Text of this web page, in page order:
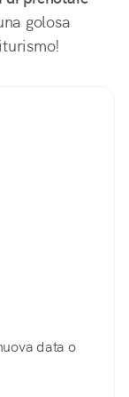
golosa
data o